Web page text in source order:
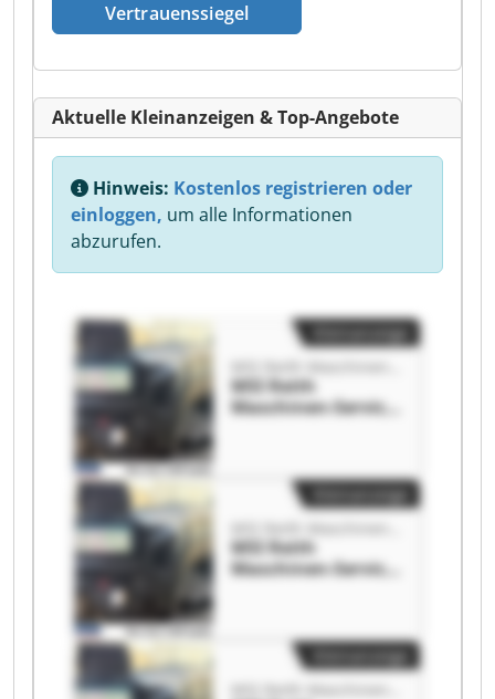
Vertrauenssiegel
Aktuelle Kleinanzeigen & Top-Angebote
Hinweis: Kostenlos registrieren oder
einloggen, um alle Informationen
abzurufen.
MSI Reith
Maschinen-Service-
Maschinen-Service-
Industrieprodukte
MSI Reith
Maschinen-Service-
Maschinen-Service-
Industrieprodukte
Kleinanzeige
Kleinanzeige